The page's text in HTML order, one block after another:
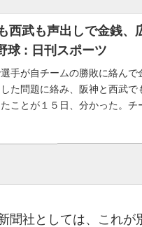
西武も声出しで金銭
球 : 日刊スポーツ
手が自チームの勝敗に絡んで
た問題に絡み、阪神と西武で
ことが１５日、分かった。チ
聞社としては、これ